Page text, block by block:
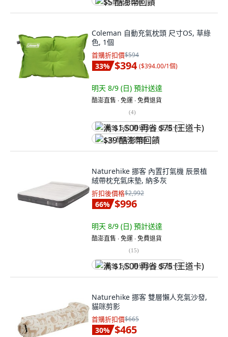
$5 酷澎幣回饋
Coleman 自動充氣枕頭 尺寸OS, 草綠
色, 1個
首購折扣價$594
33% $394 ($394.00/1個)
明天 8/9 (日) 預計送達
酷澎直售 ∙ 免運 ∙ 免費退貨
(4)
满 $1,500 再省 $75 (王道卡)
$39 酷澎幣回饋
Naturehike 挪客 內置打氣機 辰景植
絨帶枕充氣床墊, 納多灰
折扣後價格$2,992
66% $996
明天 8/9 (日) 預計送達
酷澎直售 ∙ 免運 ∙ 免費退貨
(15)
满 $1,500 再省 $75 (王道卡)
Naturehike 挪客 雙層懶人充氣沙發,
貓咪剪影
首購折扣價$665
30% $465